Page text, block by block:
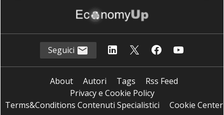
Seguici
About Autori Tags
Rss Feed
Privacy e Cookie Policy
Terms&Conditions Contenuti Specialistici
Cookie Center